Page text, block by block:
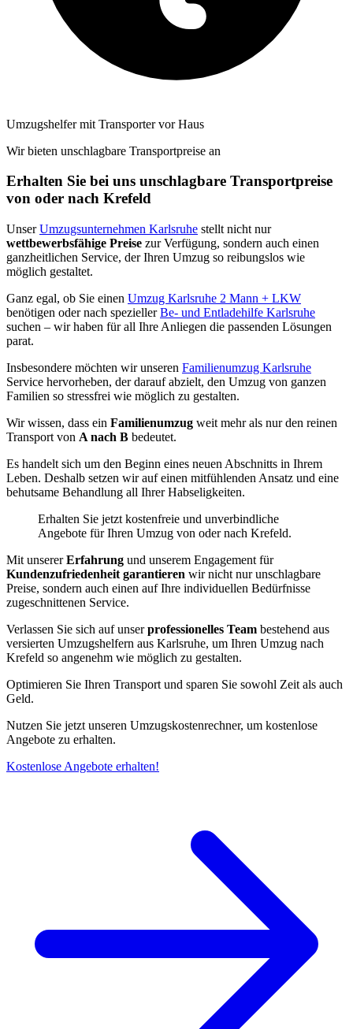
Umzugshelfer mit Transporter vor Haus
Wir bieten unschlagbare Transportpreise an
Erhalten Sie bei uns unschlagbare Transportpreise
von oder nach Krefeld
UnserUmzugsunternehmen Karlsruhe stellt nicht nur
wettbewerbsfähige Preise zur Verfügung, sondern auch einen
ganzheitlichen Service, der Ihren Umzug so reibungslos wie
möglich gestaltet.
Ganz egal, ob Sie einen Umzug Karlsruhe 2 Mann + LKW
benötigen oder nach speziellerBe- und Entladehilfe Karlsruhe
suchen – wir haben für all Ihre Anliegen die passenden Lösungen
parat.
Insbesondere möchten wir unseren Familienumzug Karlsruhe
Service hervorheben, der darauf abzielt, den Umzug von ganzen
Familien so stressfrei wie möglich zu gestalten.
Wir wissen, dass ein Familienumzug weit mehr als nur den reinen
Transport von A nach B bedeutet.
Es handelt sich um den Beginn eines neuen Abschnitts in Ihrem
Leben. Deshalb setzen wir auf einen mitfühlenden Ansatz und eine
behutsame Behandlung all Ihrer Habseligkeiten.
Erhalten Sie jetzt kostenfreie und unverbindliche
Angebote für Ihren Umzug von oder nach Krefeld.
Mit unsererErfahrung und unserem Engagement für
Kundenzufriedenheit garantieren wir nicht nur unschlagbare
Preise, sondern auch einen auf Ihre individuellen Bedürfnisse
zugeschnittenen Service.
Verlassen Sie sich auf unserprofessionelles Team bestehend aus
versierten Umzugshelfern aus Karlsruhe, um Ihren Umzug nach
Krefeld so angenehm wie möglich zu gestalten.
Optimieren Sie Ihren Transport und sparen Sie sowohl Zeit als auch
Geld.
Nutzen Sie jetzt unseren Umzugskostenrechner, um kostenlose
Angebote zu erhalten.
Kostenlose Angebote erhalten!